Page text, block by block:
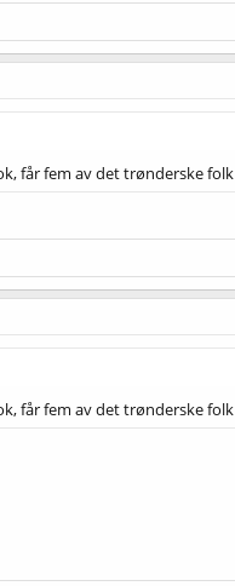
får fem av det trønderske folk
får fem av det trønderske folk